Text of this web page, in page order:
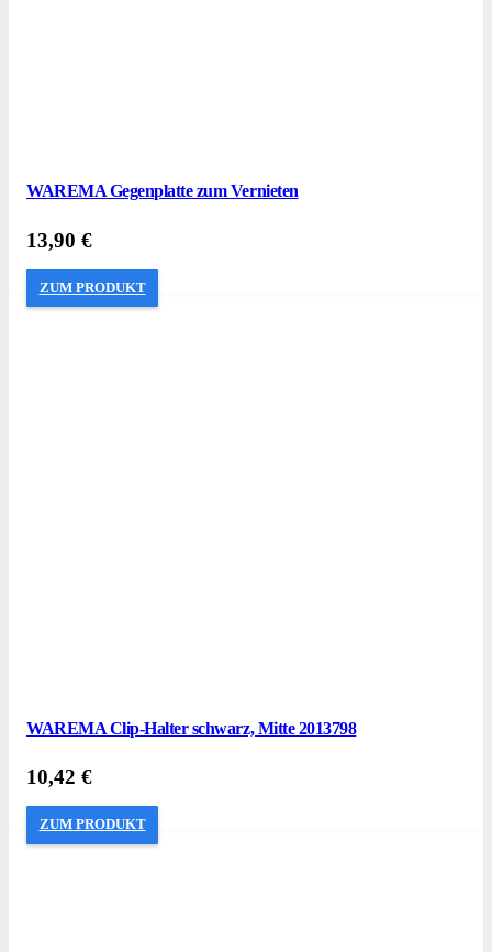
WAREMA Gegenplatte zum Vernieten
13,90 €
ZUM PRODUKT
WAREMA Clip-Halter schwarz, Mitte 2013798
10,42 €
ZUM PRODUKT